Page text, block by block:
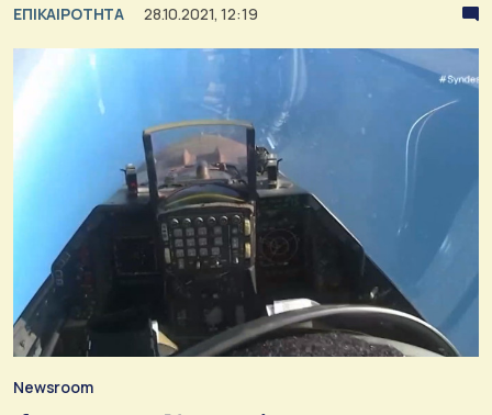
ΕΠΙΚΑΙΡΟΤΗΤΑ 28.10.2021, 12:19
Newsroom